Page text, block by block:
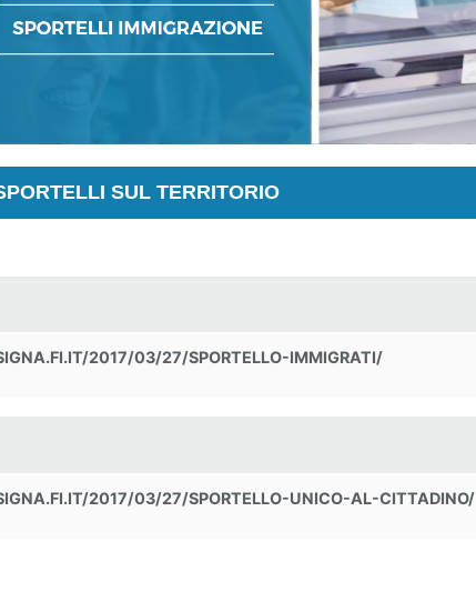
SUL TERRITORIO
2017/03/27/SPORTELLO-IMMIGRATI/
2017/03/27/SPORTELLO-UNICO-AL-CITTADINO/